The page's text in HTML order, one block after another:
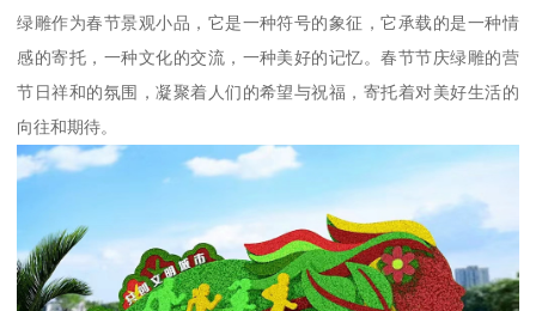
绿雕作为春节景观小品，它是一种符号的象征，它承载的是一种情
感的寄托，一种文化的交流，一种美好的记忆。春节节庆绿雕的营
节日祥和的氛围，凝聚着人们的希望与祝福，寄托着对美好生活的
向往和期待。